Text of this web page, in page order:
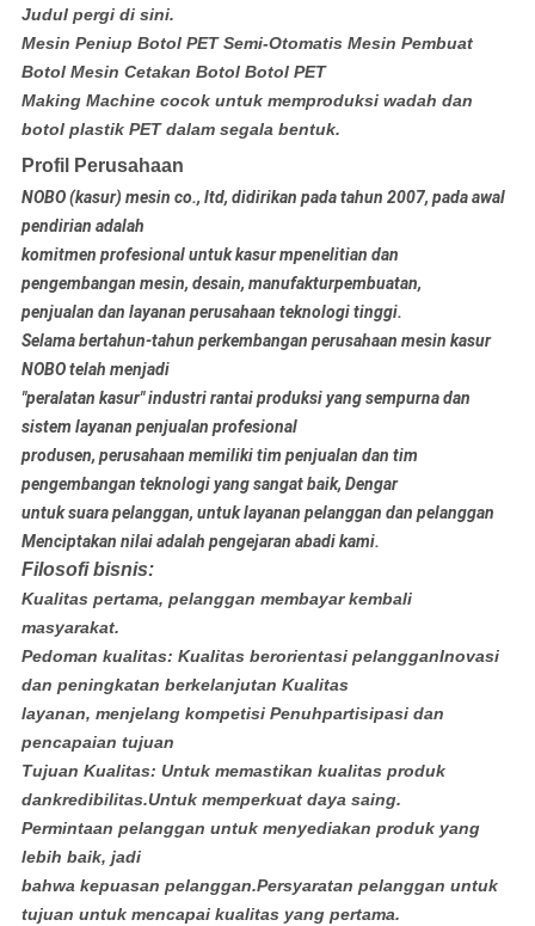
Judul pergi di sini.
Mesin Peniup Botol PET Semi-Otomatis Mesin Pembuat
Botol Mesin Cetakan Botol Botol PET
Making Machine cocok untuk memproduksi wadah dan
botol plastik PET dalam segala bentuk.
Profil Perusahaan
NOBO (kasur) mesin co., ltd, didirikan pada tahun 2007, pada awal
pendirian adalah
komitmen profesional untuk kasur mpenelitian dan
pengembangan mesin, desain, manufakturpembuatan,
penjualan dan layanan perusahaan teknologi tinggi.
Selama bertahun-tahun perkembangan perusahaan mesin kasur
NOBO telah menjadi
"peralatan kasur" industri rantai produksi yang sempurna dan
sistem layanan penjualan profesional
produsen, perusahaan memiliki tim penjualan dan tim
pengembangan teknologi yang sangat baik, Dengar
untuk suara pelanggan, untuk layanan pelanggan dan pelanggan
Menciptakan nilai adalah pengejaran abadi kami.
Filosofi bisnis:
Kualitas pertama, pelanggan membayar kembali
masyarakat.
Pedoman kualitas: Kualitas berorientasi pelangganInovasi
dan peningkatan berkelanjutan Kualitas
layanan, menjelang kompetisi Penuhpartisipasi dan
pencapaian tujuan
Tujuan Kualitas: Untuk memastikan kualitas produk
dankredibilitas.Untuk memperkuat daya saing.
Permintaan pelanggan untuk menyediakan produk yang
lebih baik, jadi
bahwa kepuasan pelanggan.Persyaratan pelanggan untuk
tujuan untuk mencapai kualitas yang pertama.